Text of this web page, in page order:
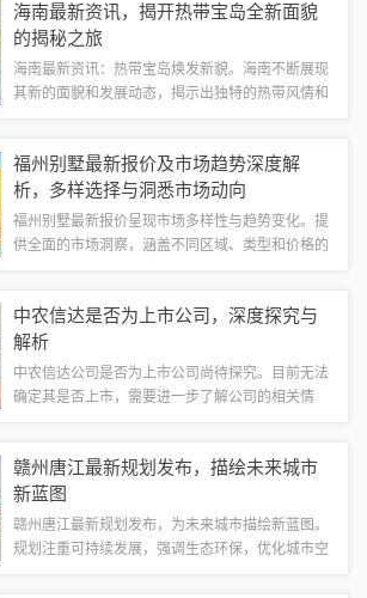
相关部门已经启动应急预案，确保事故现场的安...
海南最新资讯，揭开热带宝岛全新面貌
的揭秘之旅
海南最新资讯：热带宝岛焕发新貌。海南不断展现
其新的面貌和发展动态，揭示出独特的热带风情和
理位置到丰富的资源优势，海南岛近年来备受...
福州别墅最新报价及市场趋势深度解
析，多样选择与洞悉市场动向
福州别墅最新报价呈现市场多样性与趋势变化。提
供全面的市场洞察，涵盖不同区域、类型和价格的
以内。随着城市化进程的加速和人们对...
中农信达是否为上市公司，深度探究与
解析
中农信达公司是否为上市公司尚待探究。目前无法
确定其是否上市，需要进一步了解公司的相关情
领域的企业，致力于提供全面的农业解决方案，...
赣州唐江最新规划发布，描绘未来城市
新蓝图
赣州唐江最新规划发布，为未来城市描绘新蓝图。
规划注重可持续发展，强调生态环保，优化城市空